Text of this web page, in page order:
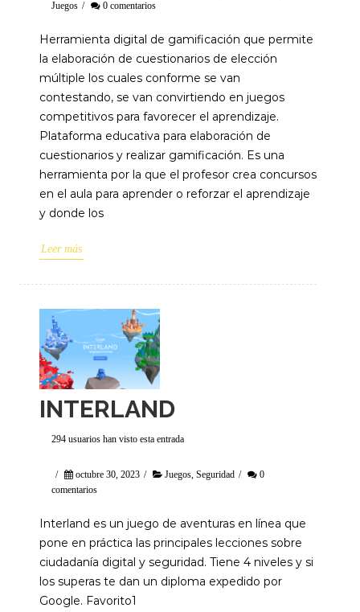
Juegos / 0 comentarios
Herramienta digital de gamificación que permite
la elaboración de cuestionarios de elección
múltiple los cuales conforme se van
contestando, se van convirtiendo en juegos
competitivos para favorecer el aprendizaje.
Plataforma educativa para elaboración de
cuestionarios y realizar gamificación. Es una
herramienta por la que el profesor crea concursos
en el aula para aprender o reforzar el aprendizaje
y donde los
Leer más
INTERLAND
294 usuarios han visto esta entrada
/ octubre 30, 2023 / Juegos Seguridad /
0
comentarios
Interland es un juego de aventuras en línea que
pone en práctica las principales lecciones sobre
ciudadanía digital y seguridad. Tiene 4 niveles y si
los superas te dan un diploma expedido por
Google. Favorito1